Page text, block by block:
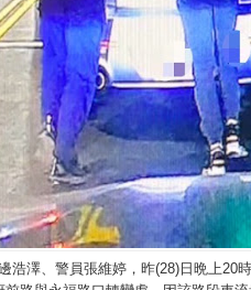
浩澤、警員張維婷，昨(28)日晩上20